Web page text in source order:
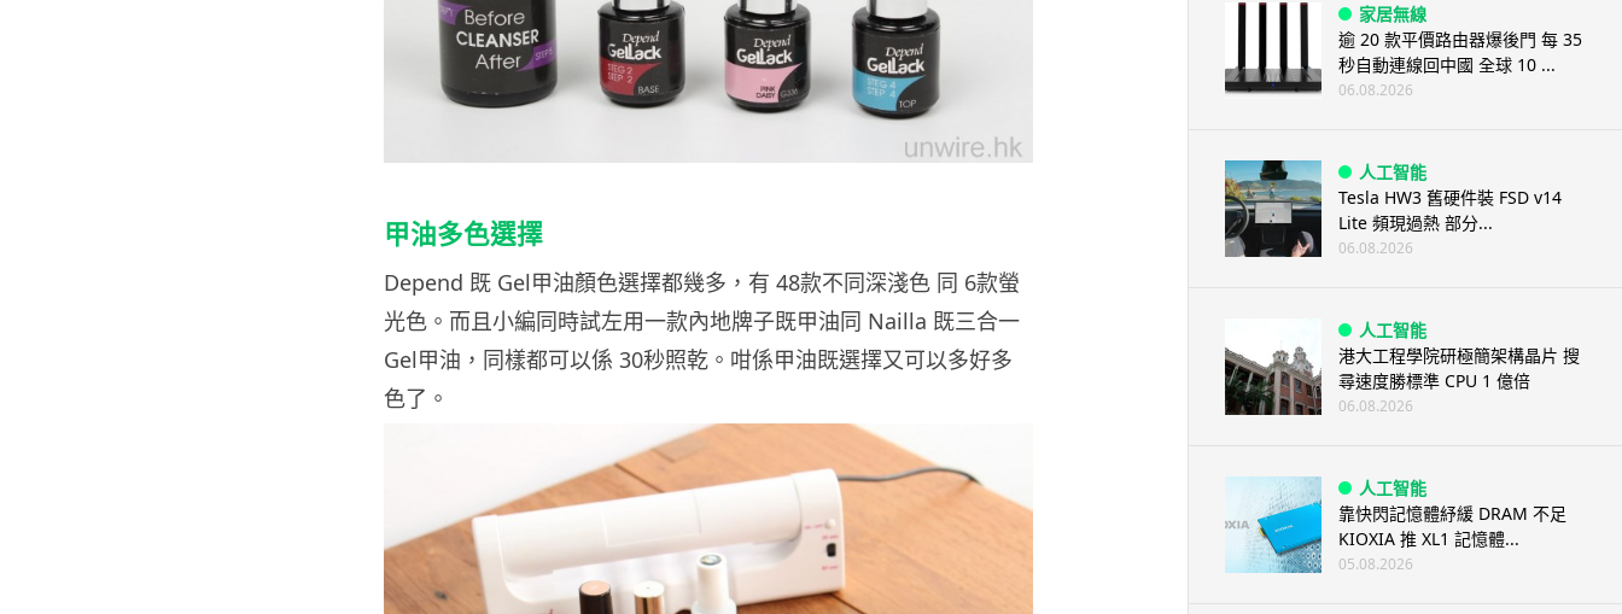
甲油多色選擇
Depend 既 Gel甲油顏色選擇都幾多，有 48款不同深淺色 同 6款螢
光色。而且小編同時試左用一款內地牌子既甲油同 Nailla 既三合一
Gel甲油，同樣都可以係 30秒照乾。咁係甲油既選擇又可以多好多
色了。
家居無線
逾 20 款平價路由器爆後門 每 35
秒自動連線回中國 全球 10 ...
06.08.2026
人工智能
Tesla HW3 舊硬件裝 FSD v14
Lite 頻現過熱 部分...
06.08.2026
人工智能
港大工程學院研極簡架構晶片 搜
尋速度勝標準 CPU 1 億倍
06.08.2026
人工智能
靠快閃記憶體紓緩 DRAM 不足
KIOXIA 推 XL1 記憶體...
05.08.2026